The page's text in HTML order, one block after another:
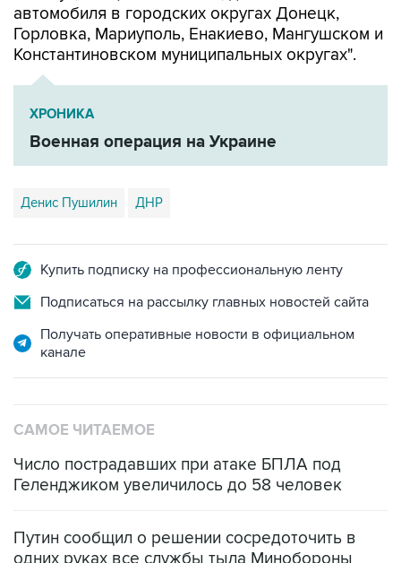
Константиновском муниципальных округах".
ХРОНИКА
Военная операция на Украине
Денис Пушилин ДНР
Подписаться на рассылку главных новостей сайта
Получать оперативные новости в официальном
Число пострадавших при атаке БПЛА под
Путин сообщил о решении сосредоточить в